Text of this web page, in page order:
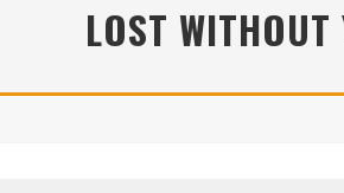
COLLECTION DE 6000 VINYLES
LOST WITHOUT